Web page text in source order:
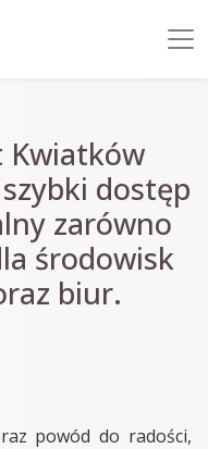
dostęp
zarówno
środowisk
biur.
powód do radości,